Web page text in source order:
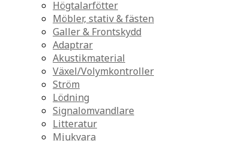
Högtalarfötter
Möbler, stativ & fästen
Galler & Frontskydd
Adaptrar
Akustikmaterial
Växel/Volymkontroller
Ström
Lödning
Signalomvandlare
Litteratur
Mjukvara